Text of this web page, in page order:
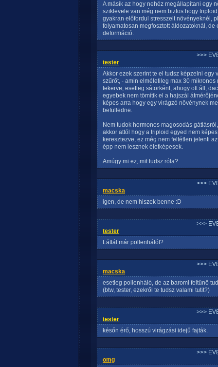
A másik az hogy nehéz megállapítani egy
sziklevele van még nem biztos hogy
gyakran előfordul stresszelt növényeknél,
folyamatosan megfosztott áldozatoknál,
deformáció.
>>>
tester
Akkor ezek szerint te el tudsz képzelni
szűrőt, - amin elméletileg max 30
tekerve, esetleg sátorként, ahogy ott áll,
egyebek nem tömítik el a hajszál
képes arra hogy egy virágzó növénynek
befülledne.
Nem tudok hormonos magosodás
akkor attól hogy a triploid egyed nem
keresztezve, ez még nem feltétlen jelenti
épp nem lesznek életképesek.
Amúgy mi ez, mit tudsz róla?
>>>
macska
igen, de nem hiszek benne :D
>>>
tester
Láttál már pollenhálót?
>>>
macska
esetleg pollenháló, de az baromi feltűnő
(btw, tester, ezekről te tudsz valami tutit?)
>>>
tester
későn érő, hosszú virágzási idejű fajták.
>>>
omg